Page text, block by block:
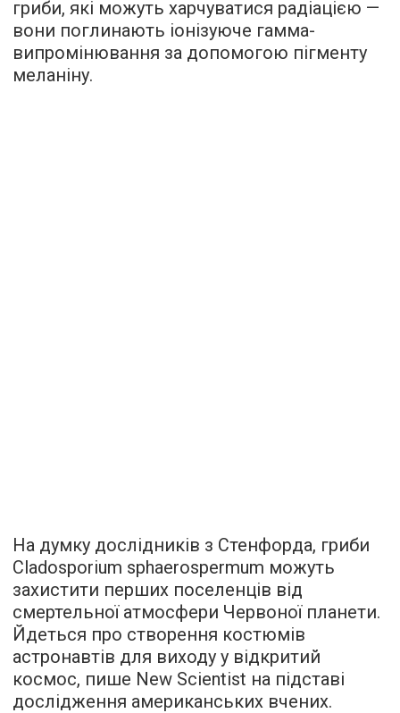
гриби, які можуть харчуватися радіацією —
вони поглинають іонізуюче гамма-
випромінювання за допомогою пігменту
меланіну.
На думку дослідників з Стенфорда, гриби
Cladosporium sphaerospermum можуть
захистити перших поселенців від
смертельної атмосфери Червоної планети.
Йдеться про створення костюмів
астронавтів для виходу у відкритий
космос, пише New Scientist на підставі
дослідження американських вчених.